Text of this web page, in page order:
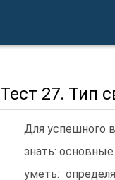
Тест 27. Тип
Для успешного
знать:
уметь: